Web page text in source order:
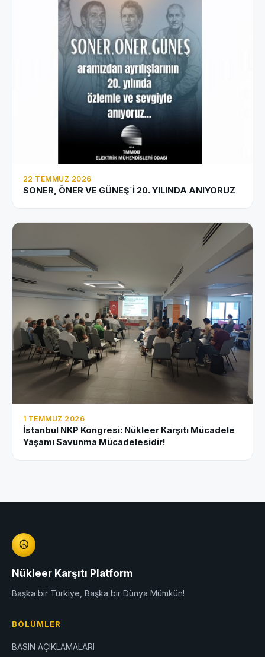
22 TEMMUZ 2026
SONER, ÖNER VE GÜNEŞ`İ 20. YILINDA ANIYORUZ
1 TEMMUZ 2026
İstanbul NKP Kongresi: Nükleer Karşıtı Mücadele
Yaşamı Savunma Mücadelesidir!
☮
Nükleer Karşıtı Platform
Başka bir Türkiye, Başka bir Dünya Mümkün!
BÖLÜMLER
BASIN AÇIKLAMALARI